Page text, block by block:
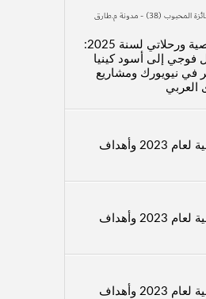
أنا لم أنساكم: إحياء جائزة المحبوب (38) - مدونة م.طارق
تجاربي الشخصية ورحلاتي لسنة 2025:
إلى أسود كينيا
في نيويورك ومشاريع
العربي
مراجعة شخصية لعام 2023 وأهداف
مراجعة شخصية لعام 2023 وأهداف
مراجعة شخصية لعام 2023 وأهداف